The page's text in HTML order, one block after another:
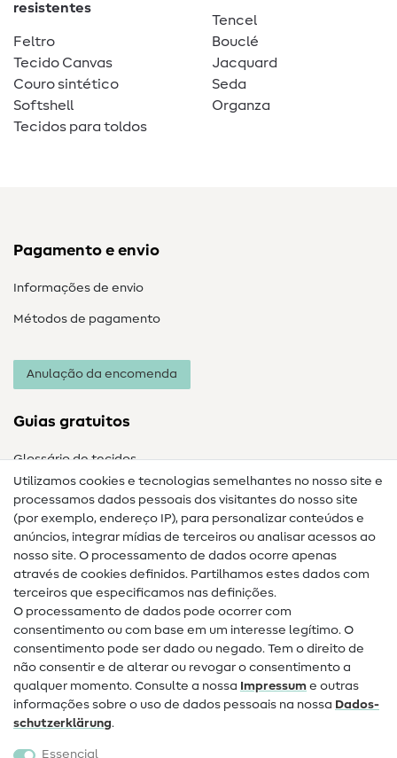
resistentes
Feltro
Tecido Canvas
Couro sintético
Softshell
Tecidos para toldos
Tencel
Bouclé
Jacquard
Seda
Organza
Pagamento e envio
Informações de envio
Métodos de pagamento
Anulação da encomenda
Guias gratuitos
Glossário de tecidos
Guias de costura
Ajuda e contacto
Contacto
Mudança de proprietário
Perguntas frequentes (FAQ)
Direito de cancelamento
Popular
Utilizamos cookies e tecnologias semelhantes no nosso site e
processamos dados pessoais dos visitantes do nosso site
(por exemplo, endereço IP), para personalizar conteúdos e
anúncios, integrar mídias de terceiros ou analisar acessos ao
nosso site. O processamento de dados ocorre apenas
através de cookies definidos. Partilhamos estes dados com
terceiros que especificamos nas definições.
O processamento de dados pode ocorrer com
consentimento ou com base em um interesse legítimo. O
consentimento pode ser dado ou negado. Tem o direito de
não consentir e de alterar ou revogar o consentimento a
qualquer momento. Consulte a nossa Impressum e outras
informações sobre o uso de dados pessoais na nossa Dados­
schutz­erklärung.
Essencial